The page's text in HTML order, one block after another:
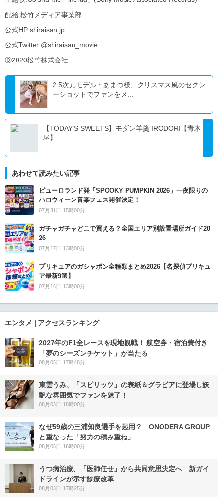
配給:松竹メディア事業部
公式HP:shiraisan.jp
公式Twitter:@shiraisan_movie
Ⓒ2020松竹株式会社
2.5次元モデル・あまつ様、クリスマス風のセクシ
ーショットでファンをメ...
【TODAY’S SWEETS】モダン羊羹 IRODORI【青木
屋】
あわせて読みたい記事
ピューロランド発「SPOOKY PUMPKIN 2026」一夜限りの
ハロウィーン音楽フェス開催決定！
07月31日 15時00分
ガチャガチャどこで買える？全国エリア別設置場所ガイド20
26
07月17日 13時00分
プリキュアのガシャポン全種類まとめ2026【名探偵プリキュ
ア最新9選】
07月16日 13時00分
エンタメ | アクセスランキング
2027年のF1全レースを現地観戦！ 航空券・宿泊費付き
「夢のシーズンチケット」が当たる
08月05日 17時48分
東雲うみ、「スピリッツ」の表紙＆グラビアに登場し妖
艶な雰囲気でファンを魅了！
08月03日 18時00分
なぜ59歳の三浦知良選手を起用？ ONODERA GROUP
と重なった「努力の積み重ね」
08月05日 16時00分
うつ病治療、「医師任せ」から共同意思決定へ 新ガイ
ドラインが示す診療改革
08月03日 17時25分